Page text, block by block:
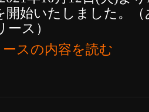
開始いたしました。
ス）
スの内容を読む